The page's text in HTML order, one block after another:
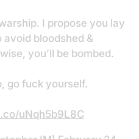
I propose you lay
avoid bloodshed &
you’ll be bombed.
go fuck yourself.
uNqh5b9L8C